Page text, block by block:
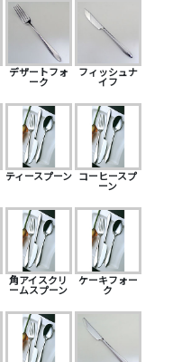
デザートフォ
ーク
フィッシュナ
イフ
ティースプーン コーヒースプ
ーン
角アイスクリ
ームスプーン
ケーキフォー
ク